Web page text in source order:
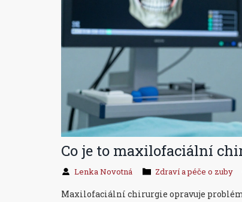
Co je to maxilofaciální
Lenka Novotná Zdraví a péče o zuby
Maxilofaciální chirurgie opravuje